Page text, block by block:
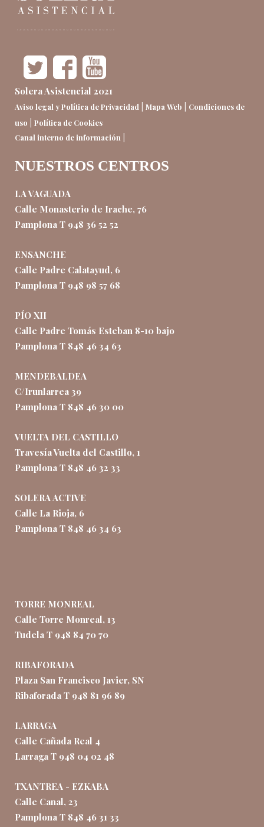
Solera Asistencial 2021
Aviso legal y Política de Privacidad | Mapa Web | Condiciones de
uso | Política de Cookies
Canal interno de información |
NUESTROS CENTROS
LA VAGUADA
Calle Monasterio de Irache, 76
Pamplona T 948 36 52 52
ENSANCHE
Calle Padre Calatayud, 6
Pamplona T 948 98 57 68
PÍO XII
Calle Padre Tomás Esteban 8-10 bajo
Pamplona T 848 46 34 63
MENDEBALDEA
C/Irunlarrea 39
Pamplona T 848 46 30 00
VUELTA DEL CASTILLO
Travesía Vuelta del Castillo, 1
Pamplona T 848 46 32 33
SOLERA ACTIVE
Calle La Rioja, 6
Pamplona T 848 46 34 63
TORRE MONREAL
Calle Torre Monreal, 13
Tudela T 948 84 70 70
RIBAFORADA
Plaza San Francisco Javier, SN
Ribaforada T 948 81 96 89
LARRAGA
Calle Cañada Real 4
Larraga T 948 04 02 48
TXANTREA - EZKABA
Calle Canal, 23
Pamplona T 848 46 31 33